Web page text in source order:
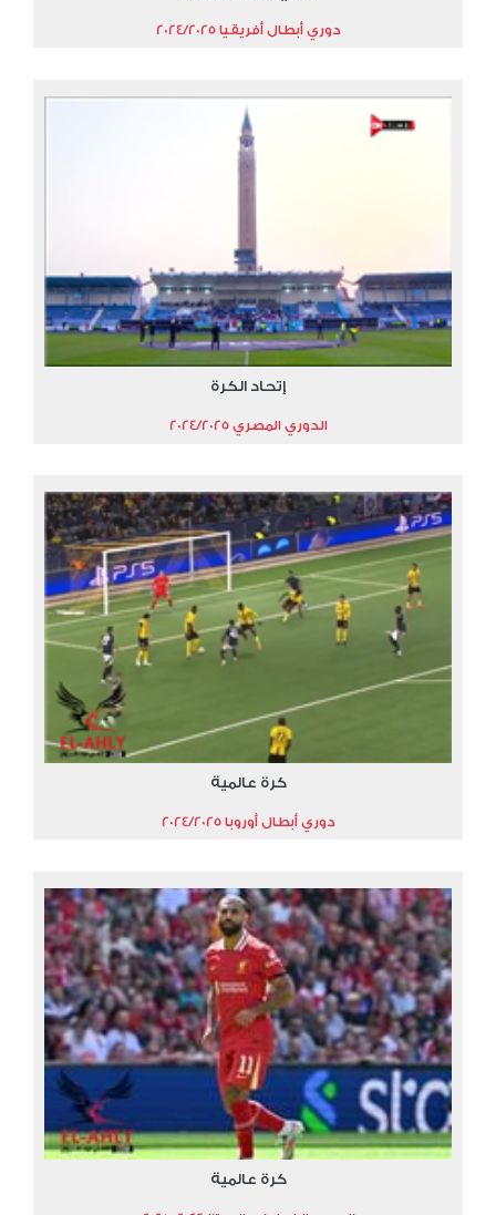
دوري أبطال أفريقيا 2024/2025
إتحاد الكرة
الدوري المصري 2024/2025
كرة عالمية
دوري أبطال أوروبا 2024/2025
كرة عالمية